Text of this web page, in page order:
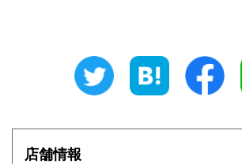
600円 三重県
大阪府
店舗情報